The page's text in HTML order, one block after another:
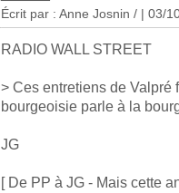
Écrit par : Anne Josnin / | 03/
RADIO WALL STREET
> Ces entretiens de Valpré
bourgeoisie parle à la
JG
[ De PP à JG - Mais cette